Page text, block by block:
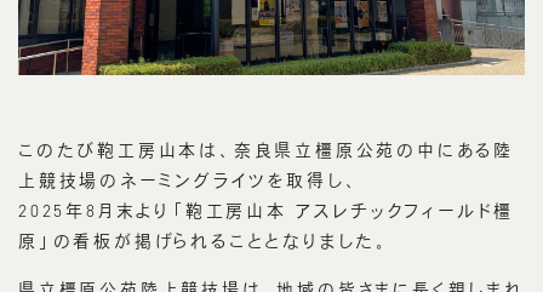
このたび鞄工房山本は、奈良県立橿原公苑の中にある陸
上競技場のネーミングライツを取得し、
2025年8月末より「鞄工房山本 アスレチックフィールド橿
原」の看板が掲げられることとなりました。